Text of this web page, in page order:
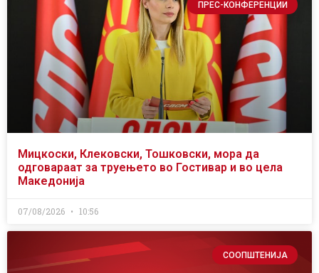
ПРЕС-КОНФЕРЕНЦИИ
Мицкоски, Клековски, Тошковски, мора да
одговараат за труењето во Гостивар и во цела
Македонија
07/08/2026 10:56
СООПШТЕНИЈА